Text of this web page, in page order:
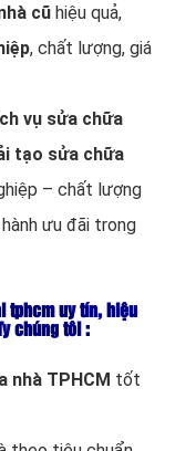
cũ hiệu quả,
, chất lượng, giá
vụ sửa chữa
tạo sửa chữa
– chất lượng
ưu đãi trong
tphcm uy tín, hiệu
chúng tôi :
nhà TPHCM tốt